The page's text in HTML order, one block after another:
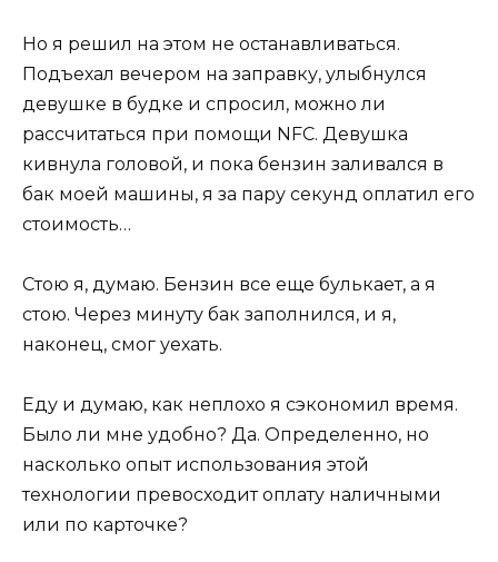
Но я решил на этом не останавливаться.
Подъехал вечером на заправку, улыбнулся
девушке в будке и спросил, можно ли
рассчитаться при помощи NFC. Девушка
кивнула головой, и пока бензин заливался в
бак моей машины, я за пару секунд оплатил его
стоимость…
Стою я, думаю. Бензин все еще булькает, а я
стою. Через минуту бак заполнился, и я,
наконец, смог уехать.
Еду и думаю, как неплохо я сэкономил время.
Было ли мне удобно? Да. Определенно, но
насколько опыт использования этой
технологии превосходит оплату наличными
или по карточке?